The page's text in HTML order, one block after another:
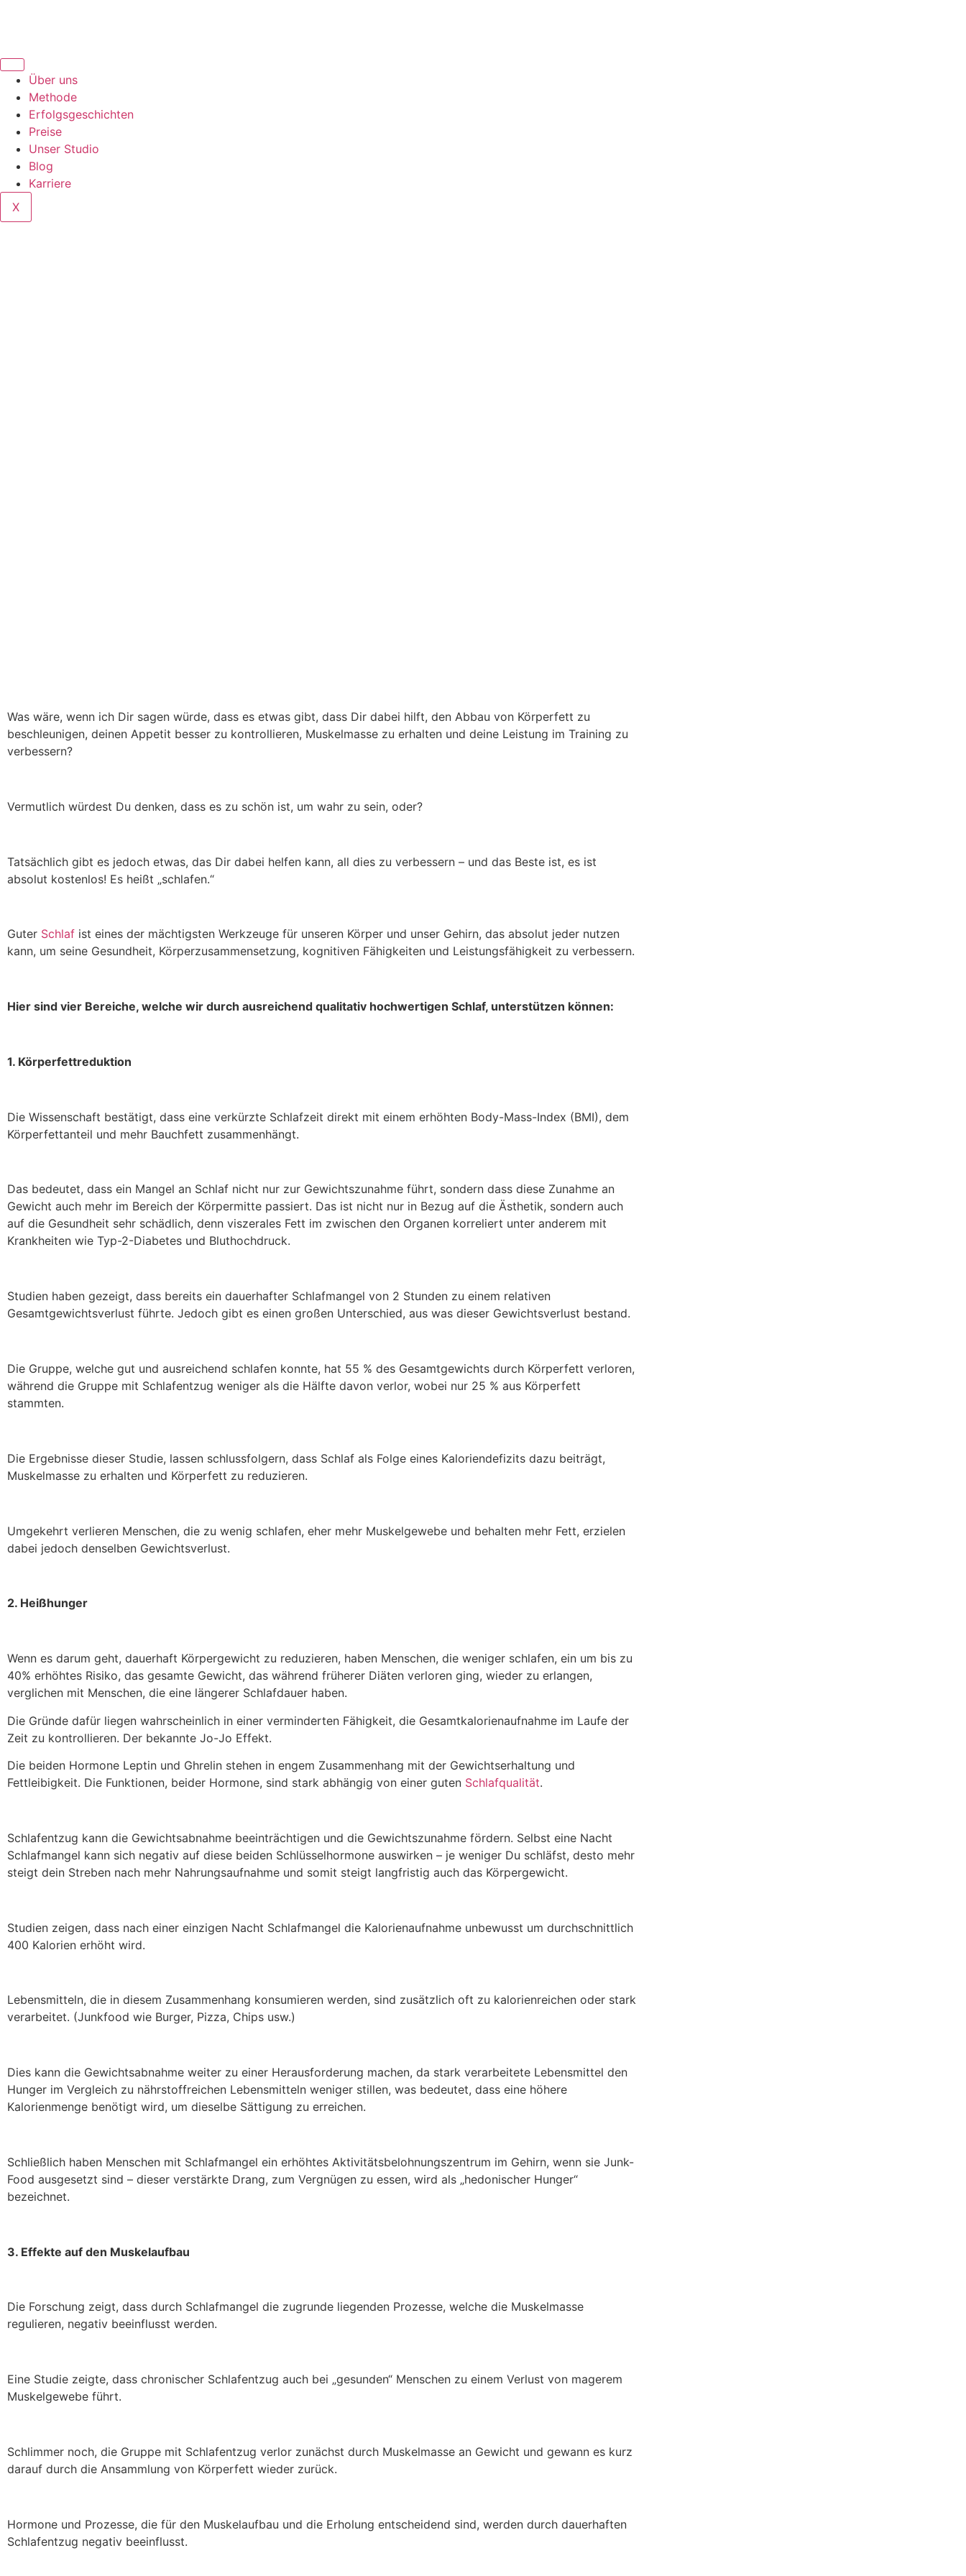
Über uns
Methode
Erfolgsgeschichten
Preise
Unser Studio
Blog
Karriere
X
Was wäre, wenn ich Dir sagen würde, dass es etwas gibt, dass Dir dabei hilft, den Abbau von Körperfett zu
beschleunigen, deinen Appetit besser zu kontrollieren, Muskelmasse zu erhalten und deine Leistung im Training zu
verbessern?
Vermutlich würdest Du denken, dass es zu schön ist, um wahr zu sein, oder?
Tatsächlich gibt es jedoch etwas, das Dir dabei helfen kann, all dies zu verbessern – und das Beste ist, es ist
absolut kostenlos! Es heißt „schlafen.“
Guter Schlaf ist eines der mächtigsten Werkzeuge für unseren Körper und unser Gehirn, das absolut jeder nutzen
kann, um seine Gesundheit, Körperzusammensetzung, kognitiven Fähigkeiten und Leistungsfähigkeit zu verbessern.
Hier sind vier Bereiche, welche wir durch ausreichend qualitativ hochwertigen Schlaf, unterstützen können:
1. Körperfettreduktion
Die Wissenschaft bestätigt, dass eine verkürzte Schlafzeit direkt mit einem erhöhten Body-Mass-Index (BMI), dem
Körperfettanteil und mehr Bauchfett zusammenhängt.
Das bedeutet, dass ein Mangel an Schlaf nicht nur zur Gewichtszunahme führt, sondern dass diese Zunahme an
Gewicht auch mehr im Bereich der Körpermitte passiert. Das ist nicht nur in Bezug auf die Ästhetik, sondern auch
auf die Gesundheit sehr schädlich, denn viszerales Fett im zwischen den Organen korreliert unter anderem mit
Krankheiten wie Typ-2-Diabetes und Bluthochdruck.
Studien haben gezeigt, dass bereits ein dauerhafter Schlafmangel von 2 Stunden zu einem relativen
Gesamtgewichtsverlust führte. Jedoch gibt es einen großen Unterschied, aus was dieser Gewichtsverlust bestand.
Die Gruppe, welche gut und ausreichend schlafen konnte, hat 55 % des Gesamtgewichts durch Körperfett verloren,
während die Gruppe mit Schlafentzug weniger als die Hälfte davon verlor, wobei nur 25 % aus Körperfett
stammten.
Die Ergebnisse dieser Studie, lassen schlussfolgern, dass Schlaf als Folge eines Kaloriendefizits dazu beiträgt,
Muskelmasse zu erhalten und Körperfett zu reduzieren.
Umgekehrt verlieren Menschen, die zu wenig schlafen, eher mehr Muskelgewebe und behalten mehr Fett, erzielen
dabei jedoch denselben Gewichtsverlust.
2. Heißhunger
Wenn es darum geht, dauerhaft Körpergewicht zu reduzieren, haben Menschen, die weniger schlafen, ein um bis zu
40% erhöhtes Risiko, das gesamte Gewicht, das während früherer Diäten verloren ging, wieder zu erlangen,
verglichen mit Menschen, die eine längerer Schlafdauer haben.
Die Gründe dafür liegen wahrscheinlich in einer verminderten Fähigkeit, die Gesamtkalorienaufnahme im Laufe der
Zeit zu kontrollieren. Der bekannte Jo-Jo Effekt.
Die beiden Hormone Leptin und Ghrelin stehen in engem Zusammenhang mit der Gewichtserhaltung und
Fettleibigkeit. Die Funktionen, beider Hormone, sind stark abhängig von einer guten Schlafqualität.
Schlafentzug kann die Gewichtsabnahme beeinträchtigen und die Gewichtszunahme fördern. Selbst eine Nacht
Schlafmangel kann sich negativ auf diese beiden Schlüsselhormone auswirken – je weniger Du schläfst, desto mehr
steigt dein Streben nach mehr Nahrungsaufnahme und somit steigt langfristig auch das Körpergewicht.
Studien zeigen, dass nach einer einzigen Nacht Schlafmangel die Kalorienaufnahme unbewusst um durchschnittlich
400 Kalorien erhöht wird.
Lebensmitteln, die in diesem Zusammenhang konsumieren werden, sind zusätzlich oft zu kalorienreichen oder stark
verarbeitet. (Junkfood wie Burger, Pizza, Chips usw.)
Dies kann die Gewichtsabnahme weiter zu einer Herausforderung machen, da stark verarbeitete Lebensmittel den
Hunger im Vergleich zu nährstoffreichen Lebensmitteln weniger stillen, was bedeutet, dass eine höhere
Kalorienmenge benötigt wird, um dieselbe Sättigung zu erreichen.
Schließlich haben Menschen mit Schlafmangel ein erhöhtes Aktivitätsbelohnungszentrum im Gehirn, wenn sie Junk-
Food ausgesetzt sind – dieser verstärkte Drang, zum Vergnügen zu essen, wird als „hedonischer Hunger“
bezeichnet.
3. Effekte auf den Muskelaufbau
Die Forschung zeigt, dass durch Schlafmangel die zugrunde liegenden Prozesse, welche die Muskelmasse
regulieren, negativ beeinflusst werden.
Eine Studie zeigte, dass chronischer Schlafentzug auch bei „gesunden“ Menschen zu einem Verlust von magerem
Muskelgewebe führt.
Schlimmer noch, die Gruppe mit Schlafentzug verlor zunächst durch Muskelmasse an Gewicht und gewann es kurz
darauf durch die Ansammlung von Körperfett wieder zurück.
Hormone und Prozesse, die für den Muskelaufbau und die Erholung entscheidend sind, werden durch dauerhaften
Schlafentzug negativ beeinflusst.